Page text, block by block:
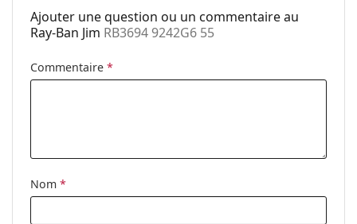
Explorez la gamme complète delunettes de soleil
découvrir d'autres modèles de marques populaires.
Utilisation:
Mode
Non
Ajouter une question ou un commentaire au
Ray-Ban Jim RB3694 9242G6 55
Commentaire *
Nom *